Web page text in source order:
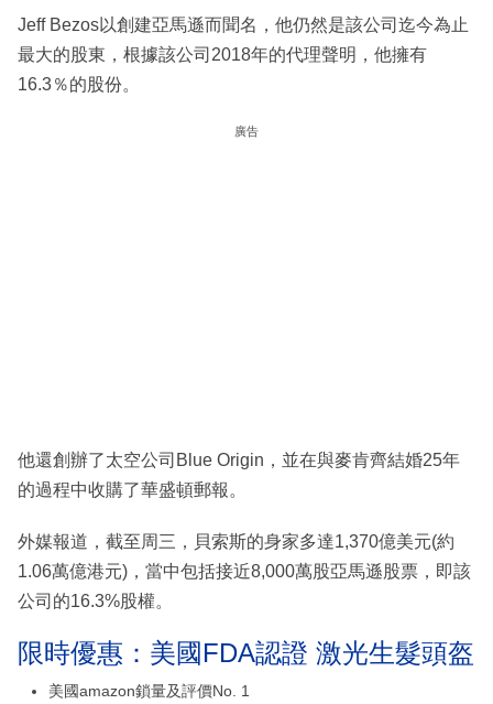
Jeff Bezos以創建亞馬遜而聞名，他仍然是該公司迄今為止
最大的股東，根據該公司2018年的代理聲明，他擁有
16.3％的股份。
廣告
他還創辦了太空公司Blue Origin，並在與麥肯齊結婚25年
的過程中收購了華盛頓郵報。
外媒報道，截至周三，貝索斯的身家多達1,370億美元(約
1.06萬億港元)，當中包括接近8,000萬股亞馬遜股票，即該
公司的16.3%股權。
限時優惠：美國FDA認證 激光生髮頭盔
美國amazon鎖量及評價No. 1